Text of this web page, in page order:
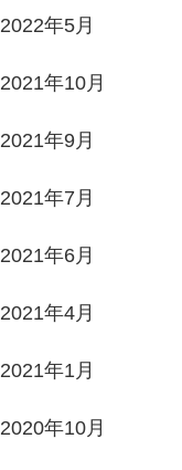
2022年5月
2021年10月
2021年9月
2021年7月
2021年6月
2021年4月
2021年1月
2020年10月